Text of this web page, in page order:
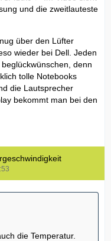
und die zweitlauteste
über den Lüfter
wieder bei Dell. Jeden
denn
tolle Notebooks
die Lautsprecher
bekommt man bei den
die Temperatur.